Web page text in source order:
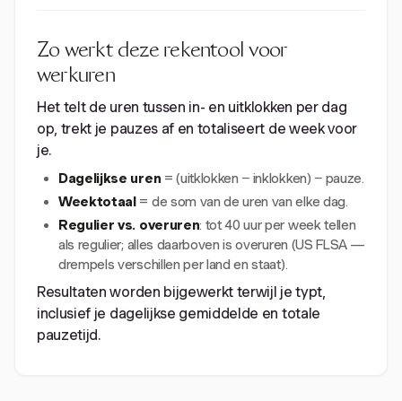
Zo werkt deze rekentool voor
werkuren
Het telt de uren tussen in- en uitklokken per dag
op, trekt je pauzes af en totaliseert de week voor
je.
Dagelijkse uren = (uitklokken − inklokken) − pauze.
Weektotaal= de som van de uren van elke dag.
Regulier vs. overuren: tot 40 uur per week tellen
als regulier; alles daarboven is overuren (US FLSA —
drempels verschillen per land en staat).
Resultaten worden bijgewerkt terwijl je typt,
inclusief je dagelijkse gemiddelde en totale
pauzetijd.